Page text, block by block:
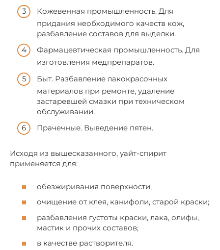
Кожевенная промышленность. Для
придания необходимого качеств кож,
разбавление составов для выделки.
Фармацевтическая промышленность. Для
изготовления медпрепаратов.
Быт. Разбавление лакокрасочных
материалов при ремонте, удаление
застаревшей смазки при техническом
обслуживании.
Прачечные. Выведение пятен.
Исходя из вышесказанного, уайт-спирит
применяется для:
обезжиривания поверхности;
очищение от клея, канифоли, старой краски;
разбавления густоты краски, лака, олифы,
мастик и прочих составов;
в качестве растворителя.